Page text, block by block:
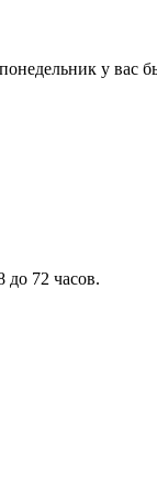
у вас
до 72 часов.